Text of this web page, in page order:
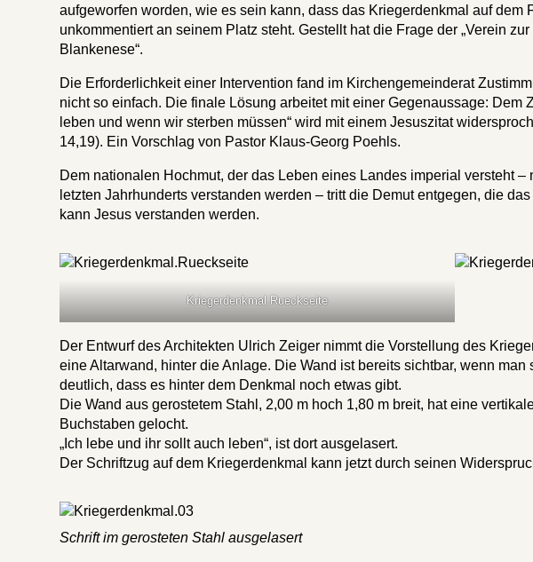
aufgeworfen worden, wie es sein kann, dass das Kriegerdenkmal auf
unkommentiert an seinem Platz steht. Gestellt hat die Frage der „Verein
Blankenese“.
Die Erforderlichkeit einer Intervention fand im Kirchengemeinderat
nicht so einfach. Die finale Lösung arbeitet mit einer Gegenaussage: Dem
leben und wenn wir sterben müssen“ wird mit einem Jesuszitat
14,19). Ein Vorschlag von Pastor Klaus-Georg Poehls.
Dem nationalen Hochmut, der das Leben eines Landes imperial versteht
letzten Jahrhunderts verstanden werden – tritt die Demut entgegen, die
kann Jesus verstanden werden.
Kriegerdenkmal.Rueckseite
Der Entwurf des Architekten Ulrich Zeiger nimmt die Vorstellung des
eine Altarwand, hinter die Anlage. Die Wand ist bereits sichtbar, wenn
deutlich, dass es hinter dem Denkmal noch etwas gibt.
Die Wand aus gerostetem Stahl, 2,00 m hoch 1,80 m breit, hat eine
Buchstaben gelocht.
„Ich lebe und ihr sollt auch leben“, ist dort ausgelasert.
Der Schriftzug auf dem Kriegerdenkmal kann jetzt durch seinen
Schrift im gerosteten Stahl ausgelasert